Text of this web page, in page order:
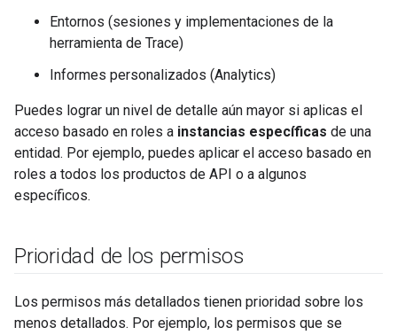
Entornos (sesiones y implementaciones de la
herramienta de Trace)
Informes personalizados (Analytics)
Puedes lograr un nivel de detalle aún mayor si aplicas el
acceso basado en roles a instancias específicas de una
entidad. Por ejemplo, puedes aplicar el acceso basado en
roles a todos los productos de API o a algunos
específicos.
Prioridad de los permisos
Los permisos más detallados tienen prioridad sobre los
menos detallados. Por ejemplo, los permisos que se